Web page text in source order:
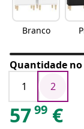
Branco
Quantidade
1
2
5799 €